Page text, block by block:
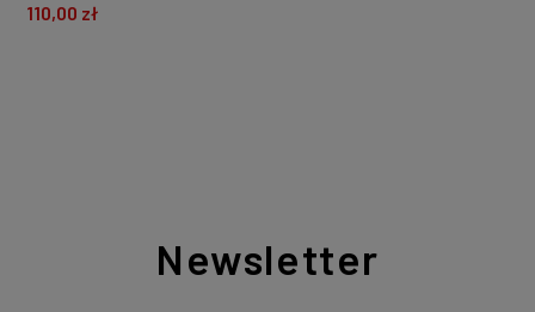
110,00 zł
Newsletter